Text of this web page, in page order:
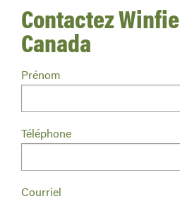
Contactez
Canada
Prénom
Téléphone
Courriel